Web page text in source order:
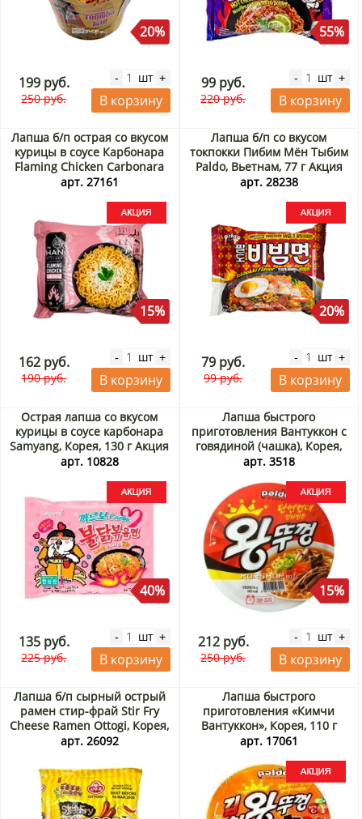
20%
199 руб.
250 руб.
- шт +
В корзину
55%
99 руб.
220 руб.
- шт +
В корзину
Лапша б/п острая со вкусом
курицы в соусе Карбонара
Flaming Chicken Carbonara
The Han Kitchen, Корея, 135
арт. 27161
15%
162 руб.
190 руб.
- шт +
В корзину
Лапша б/п со вкусом
токпокки Пибим Мён Тыбим
Paldo, Вьетнам, 77 г Акция
арт. 28238
20%
79 руб.
99 руб.
- шт +
В корзину
Острая лапша со вкусом
курицы в соусе карбонара
Samyang, Корея, 130 г Акция
арт. 10828
40%
135 руб.
225 руб.
- шт +
В корзину
Лапша быстрого
приготовления Вантуккон с
говядиной (чашка), Корея,
110 г Акция
арт. 3518
15%
212 руб.
250 руб.
- шт +
В корзину
Лапша б/п сырный острый
рамен стир-фрай Stir Fry
Cheese Ramen Ottogi, Корея,
130 г
арт. 26092
Лапша быстрого
приготовления «Кимчи
Вантуккон», Корея, 110 г
Акция
арт. 17061